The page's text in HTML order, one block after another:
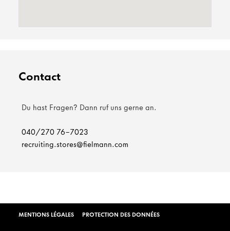
Contact
Du hast Fragen? Dann ruf uns gerne an.
040/270 76-7023
recruiting.stores@fielmann.com
MENTIONS LÉGALES PROTECTION DES DONNÉES